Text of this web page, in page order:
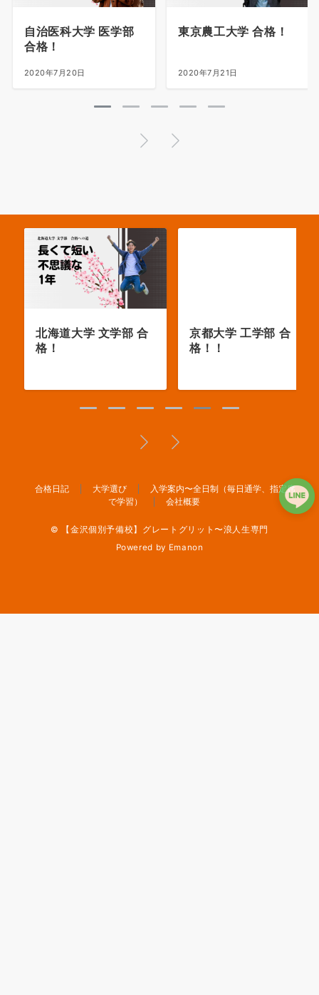
自治医科大学 医学部
合格！
2020年7月20日
東京農工大学 合格！
2020年7月21日
北海道大学 文学部 合
格！
京都大学 工学部 合
格！！
合格日記 大学選び
入学案内〜全日制（毎日通学、指定席
で学習）
会社概要
© 【金沢個別予備校】グレートグリット〜浪人生専門
Powered by Emanon